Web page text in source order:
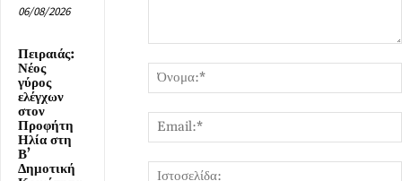
06/08/2026
Πειραιάς:
Νέος
γύρος
ελέγχων
στον
Προφήτη
Ηλία στη
Β’
Δημοτική